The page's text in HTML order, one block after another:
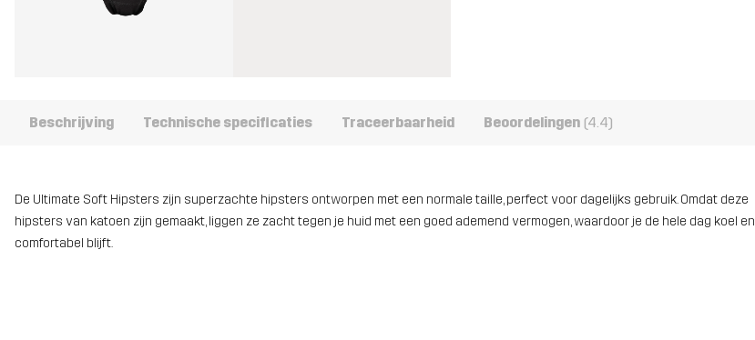
Beschrijving Technische specificaties Traceerbaarheid Beoordelingen (4.4)
De Ultimate Soft Hipsters zijn superzachte hipsters ontworpen met een normale taille, perfect voor dagelijks gebruik. Omdat deze
hipsters van katoen zijn gemaakt, liggen ze zacht tegen je huid met een goed ademend vermogen, waardoor je de hele dag koel en
comfortabel blijft.